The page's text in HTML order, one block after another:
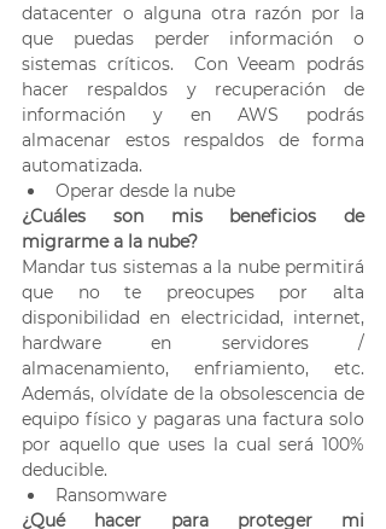
datacenter o alguna otra razón por la
que puedas perder información o
sistemas críticos.  Con Veeam podrás
hacer respaldos y recuperación de
información y en AWS podrás
almacenar estos respaldos de forma
automatizada.
Operar desde la nube
¿Cuáles son mis beneficios de
migrarme a la nube?
Mandar tus sistemas a la nube permitirá
que no te preocupes por alta
disponibilidad en electricidad, internet,
hardware en servidores /
almacenamiento, enfriamiento, etc.
Además, olvídate de la obsolescencia de
equipo físico y pagaras una factura solo
por aquello que uses la cual será 100%
deducible.
Ransomware
¿Qué hacer para proteger mi